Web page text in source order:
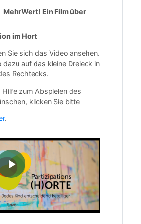
MehrWert! Ein Film über
im Hort
Sie sich das Video ansehen.
dazu auf das kleine Dreieck in
Rechtecks.
Hilfe zum Abspielen des
klicken Sie bitte
.
V
i